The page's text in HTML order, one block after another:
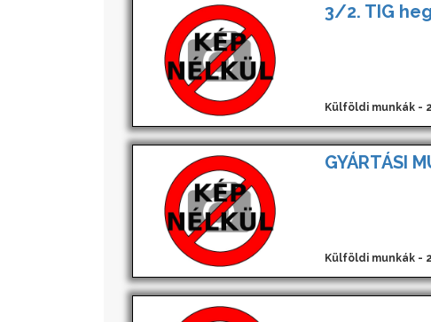
3/2. TIG
Külföldi munkák -
GYÁRTÁSI
Külföldi munkák -